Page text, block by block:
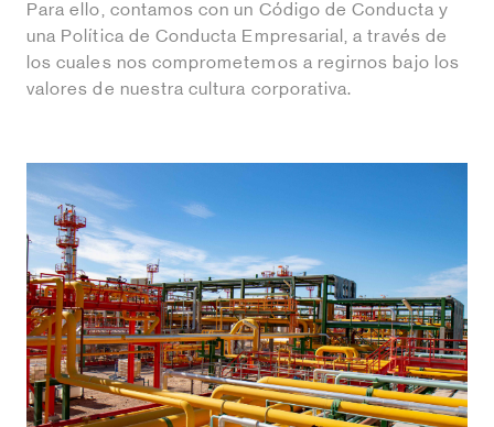
Para ello, contamos con un Código de Conducta y
una Política de Conducta Empresarial, a través de
los cuales nos comprometemos a regirnos bajo los
valores de nuestra cultura corporativa.